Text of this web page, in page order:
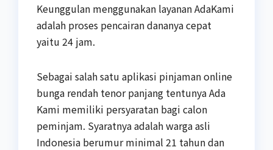
Keunggulan menggunakan layanan AdaKami
adalah proses pencairan dananya cepat
yaitu 24 jam.
Sebagai salah satu aplikasi pinjaman online
bunga rendah tenor panjang tentunya Ada
Kami memiliki persyaratan bagi calon
peminjam. Syaratnya adalah warga asli
Indonesia berumur minimal 21 tahun dan